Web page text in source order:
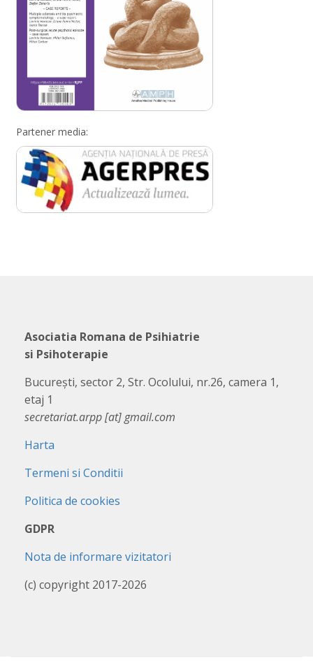
Partener media:
Asociatia Romana de Psihiatrie
si Psihoterapie
București, sector 2, Str. Ocolului, nr.26, camera 1,
etaj 1
secretariat.arpp [at] gmail.com
Harta
Termeni si Conditii
Politica de cookies
GDPR
Nota de informare vizitatori
(c) copyright 2017-2026